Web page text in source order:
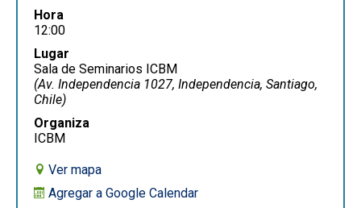
Hora
12:00
Lugar
Sala de Seminarios ICBM
(Av. Independencia 1027, Independencia, Santiago,
Chile)
Organiza
ICBM
Ver mapa
Agregar a Google Calendar